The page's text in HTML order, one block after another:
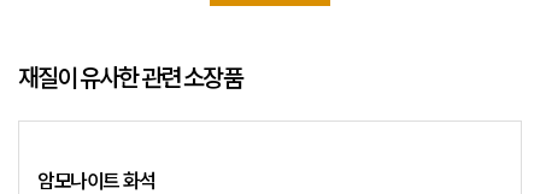
재질이 유사한 관련 소장품
암모나이트 화석